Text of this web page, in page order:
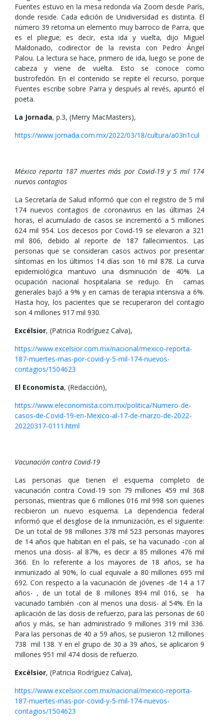
Fuentes estuvo en la mesa redonda vía Zoom desde París,
donde reside. Cada edición de Unidiversidad es distinta. El
número 39 retoma un elemento muy barroco de Parra, que
es el pliegue; es decir, esta ida y vuelta, dijo Miguel
Maldonado, codirector de la revista con Pedro Ángel
Palou. La lectura se hace, primero de ida, luego se pone de
cabeza y viene de vuelta. Esto se conoce como
bustrofedón. En el contenido se repite el recurso, porque
Fuentes escribe sobre Parra y después al revés, apuntó el
poeta.
La Jornada, p.3, (Merry MacMasters),
https://www.jornada.com.mx/2022/03/18/cultura/a03n1cul
México reporta 187 muertes más por Covid-19 y 5 mil 174
nuevos contagios
La Secretaría de Salud informó que con el registro de 5 mil
174 nuevos contagios de coronavirus en las últimas 24
horas, el acumulado de casos se incrementó a 5 millones
624 mil 954. Los decesos por Covid-19 se elevaron a 321
mil 806, debido al reporte de 187 fallecimientos. Las
personas que se consideran casos activos por presentar
síntomas en los últimos 14 días son 16 mil 878. La curva
epidemiológica mantuvo una disminución de 40%. La
ocupación nacional hospitalaria se redujo. En camas
generales bajó a 9% y en camas de terapia intensiva a 6%.
Hasta hoy, los pacientes que se recuperaron del contagio
son 4 millones 917 mil 930.
Excélsior, (Patricia Rodríguez Calva),
https://www.excelsior.com.mx/nacional/mexico-reporta-
187-muertes-mas-por-covid-y-5-mil-174-nuevos-
contagios/1504623
El Economista, (Redacción),
https://www.eleconomista.com.mx/politica/Numero-de-
casos-de-Covid-19-en-Mexico-al-17-de-marzo-de-2022-
20220317-0111.html
Vacunación contra Covid-19
Las personas que tienen el esquema completo de
vacunación contra Covid-19 son 79 millones 459 mil 368
personas, mientras que 6 millones 016 mil 998 son quienes
recibieron un nuevo esquema. La dependencia federal
informó que el desglose de la inmunización, es el siguiente:
De un total de 98 millones 378 mil 523 personas mayores
de 14 años que habitan en el país, se ha vacunado -con al
menos una dosis- al 87%, es decir a 85 millones 476 mil
366. En lo referente a los mayores de 18 años, se ha
inmunizado al 90%, lo cual equivale a 80 millones 695 mil
692. Con respecto a la vacunación de jóvenes -de 14 a 17
años- , de un total de 8 millones 894 mil 016, se ha
vacunado también -con al menos una dosis- al 54%. En la
aplicación de las dosis de refuerzo, para las personas de 60
años y más, se han administrado 9 millones 319 mil 336.
Para las personas de 40 a 59 años, se pusieron 12 millones
738 mil 138. Y en el grupo de 30 a 39 años, se aplicaron 9
millones 951 mil 474 dosis de refuerzo.
Excélsior, (Patricia Rodríguez Calva),
https://www.excelsior.com.mx/nacional/mexico-reporta-
187-muertes-mas-por-covid-y-5-mil-174-nuevos-
contagios/1504623